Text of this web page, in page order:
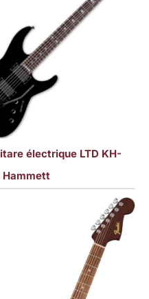
électrique LTD KH-